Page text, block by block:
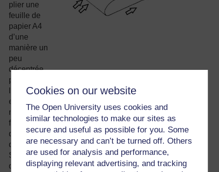
Cookies on our website
The Open University uses cookies and
similar technologies to make our sites as
secure and useful as possible for you. Some
are necessary and can’t be turned off. Others
are used for analysis and performance,
displaying relevant advertising, and tracking
plier une
feuille de
papier A4
d’une
manière un
peu
décentrée,
puis de coller
les deux
extrémités de
manière à
faire une aile
d’oiseau ou
d’avion.
Soufflez
directement